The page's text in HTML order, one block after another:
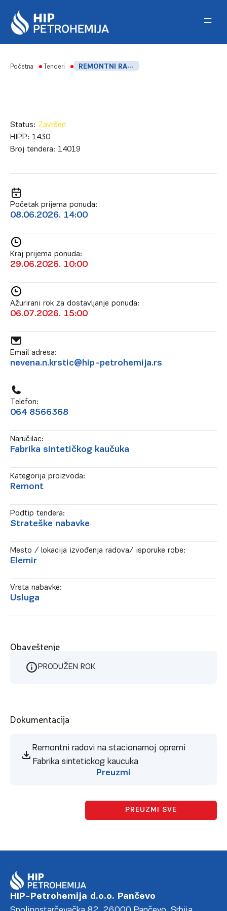
Početna Tenderi REMONTNI RADOVI NA STACIONARNOJ OPREMI – FABRIKA SINTETIČKOG KAUČUKA
Status: Završen
HIPP: 1430
Broj tendera: 14019
Početak prijema ponuda:
08.06.2026. 14:00
Kraj prijema ponuda:
29.06.2026. 10:00
Ažurirani rok za dostavljanje ponuda:
06.07.2026. 15:00
Email adresa:
nevena.n.krstic@hip-petrohemija.rs
Telefon:
064 8566368
Naručilac:
Fabrika sintetičkog kaučuka
Kategorija proizvoda:
Remont
Podtip tendera:
Strateške nabavke
Mesto / lokacija izvođenja radova/ isporuke robe:
Elemir
Vrsta nabavke:
Usluga
Obaveštenje
PRODUŽEN ROK
Dokumentacija
Remontni radovi na stacionarnoj opremi
Fabrika sintetickog kaucuka
Preuzmi
PREUZMI SVE
HIP-Petrohemija d.o.o. Pančevo